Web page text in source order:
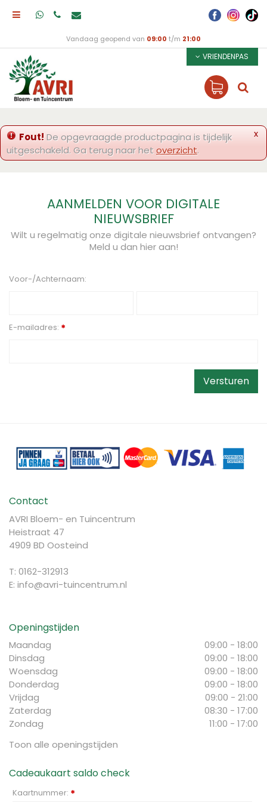
Vandaag geopend van 09:00 t/m 21:00
VRIENDENPAS
x
Fout!De opgevraagde productpagina is tijdelijk
uitgeschakeld. Ga terug naar hetoverzicht.
AANMELDEN VOOR DIGITALE
NIEUWSBRIEF
Wilt u regelmatig onze digitale nieuwsbrief ontvangen?
Meld u dan hier aan!
Voor-/Achternaam:
E-mailadres: *
Contact
AVRI Bloem- en Tuincentrum
Heistraat 47
4909 BD Oosteind
T: 0162-312913
E: info@avri-tuincentrum.nl
Openingstijden
Maandag
09:00 - 18:00
Dinsdag
09:00 - 18:00
Woensdag
09:00 - 18:00
Donderdag
09:00 - 18:00
Vrijdag
09:00 - 21:00
Zaterdag
08:30 - 17:00
Zondag
11:00 - 17:00
Toon alle openingstijden
Cadeaukaart saldo check
Kaartnummer: *